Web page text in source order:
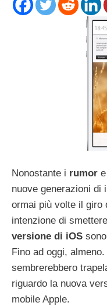
Nonostante i rumor
nuove generazioni di
ormai più volte il giro
intenzione di
versione di iOS
Fino ad oggi,
sembrerebbero
riguardo la nuova
mobile Apple.